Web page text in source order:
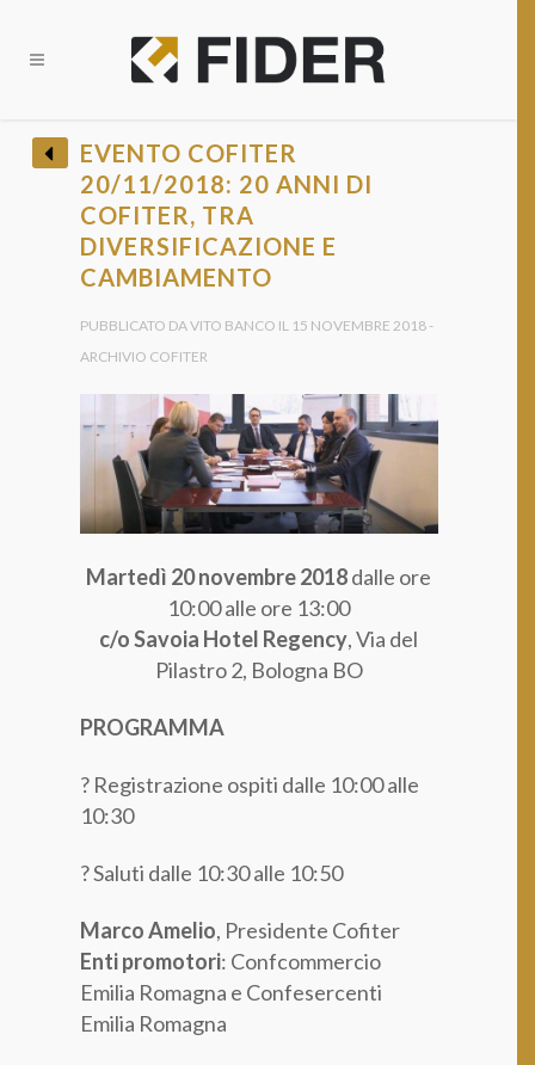
EVENTO COFITER
20/11/2018: 20 ANNI DI
COFITER, TRA
DIVERSIFICAZIONE E
CAMBIAMENTO
PUBBLICATO DA VITO BANCO IL 15 NOVEMBRE 2018 -
ARCHIVIO COFITER
Martedì 20 novembre 2018dalle ore
10:00 alle ore 13:00
c/o Savoia Hotel Regency, Via del
Pilastro 2, Bologna BO
PROGRAMMA
? Registrazione ospiti dalle 10:00 alle
10:30
? Saluti dalle 10:30 alle 10:50
Marco Amelio, Presidente Cofiter
Enti promotori: Confcommercio
Emilia Romagna e Confesercenti
Emilia Romagna
BANDI E OPPORTUNITÀ FINANZIARIE?
• Ricevi tutti gli Aggiornamenti •
Provincia *
Autorizzo il trattamento dei miei dati personali *
2016/679 GDPR Informativa sulla Privacy